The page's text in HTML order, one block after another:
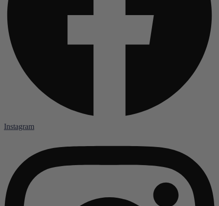
Instagram